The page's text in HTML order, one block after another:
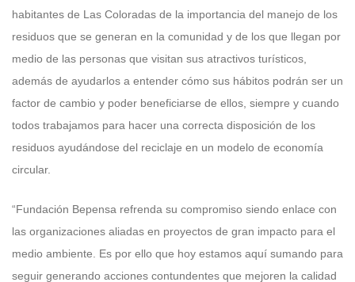
habitantes de Las Coloradas de la importancia del manejo de los
residuos que se generan en la comunidad y de los que llegan por
medio de las personas que visitan sus atractivos turísticos,
además de ayudarlos a entender cómo sus hábitos podrán ser un
factor de cambio y poder beneficiarse de ellos, siempre y cuando
todos trabajamos para hacer una correcta disposición de los
residuos ayudándose del reciclaje en un modelo de economía
circular.
“Fundación Bepensa refrenda su compromiso siendo enlace con
las organizaciones aliadas en proyectos de gran impacto para el
medio ambiente. Es por ello que hoy estamos aquí sumando para
seguir generando acciones contundentes que mejoren la calidad